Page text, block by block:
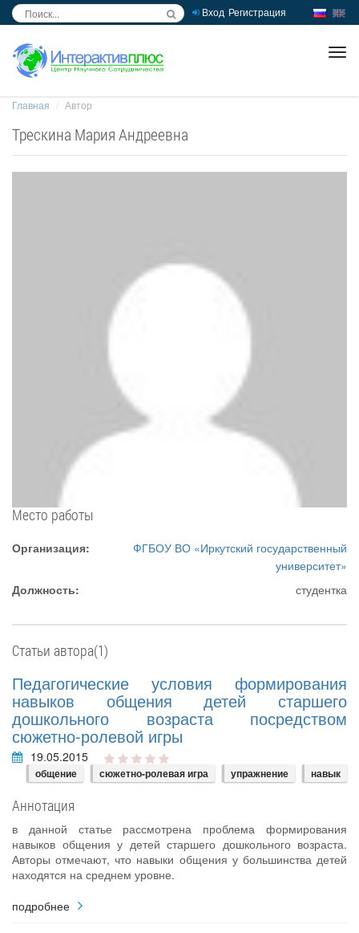
Вход Регистрация
Главная Автор
Трескина Мария Андреевна
Место работы
Организация:
ФГБОУ ВО «Иркутский государственный
университет»
Должность:
студентка
Статьи автора(1)
Педагогические условия формирования
навыков общения детей старшего
дошкольного возраста посредством
сюжетно-ролевой игры
19.05.2015
общение сюжетно-ролевая игра упражнение навык
Аннотация
в данной статье рассмотрена проблема формирования
навыков общения у детей старшего дошкольного возраста.
Авторы отмечают, что навыки общения у большинства детей
находятся на среднем уровне.
подробнее